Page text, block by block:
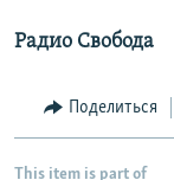
Радио Свобода
Поделиться
This item is part of